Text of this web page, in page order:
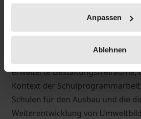
Anpassen
Ablehnen
Schulqualitätsforschung, mit Blick
allgemeindidaktische Ansätze
schulische Reformen seit Ende
diskutiert. Ausgehend hiervon
erweiterte Gestaltungsfreiräume,
Kontext der
Schulen für den Ausbau und die
Weiterentwicklung von